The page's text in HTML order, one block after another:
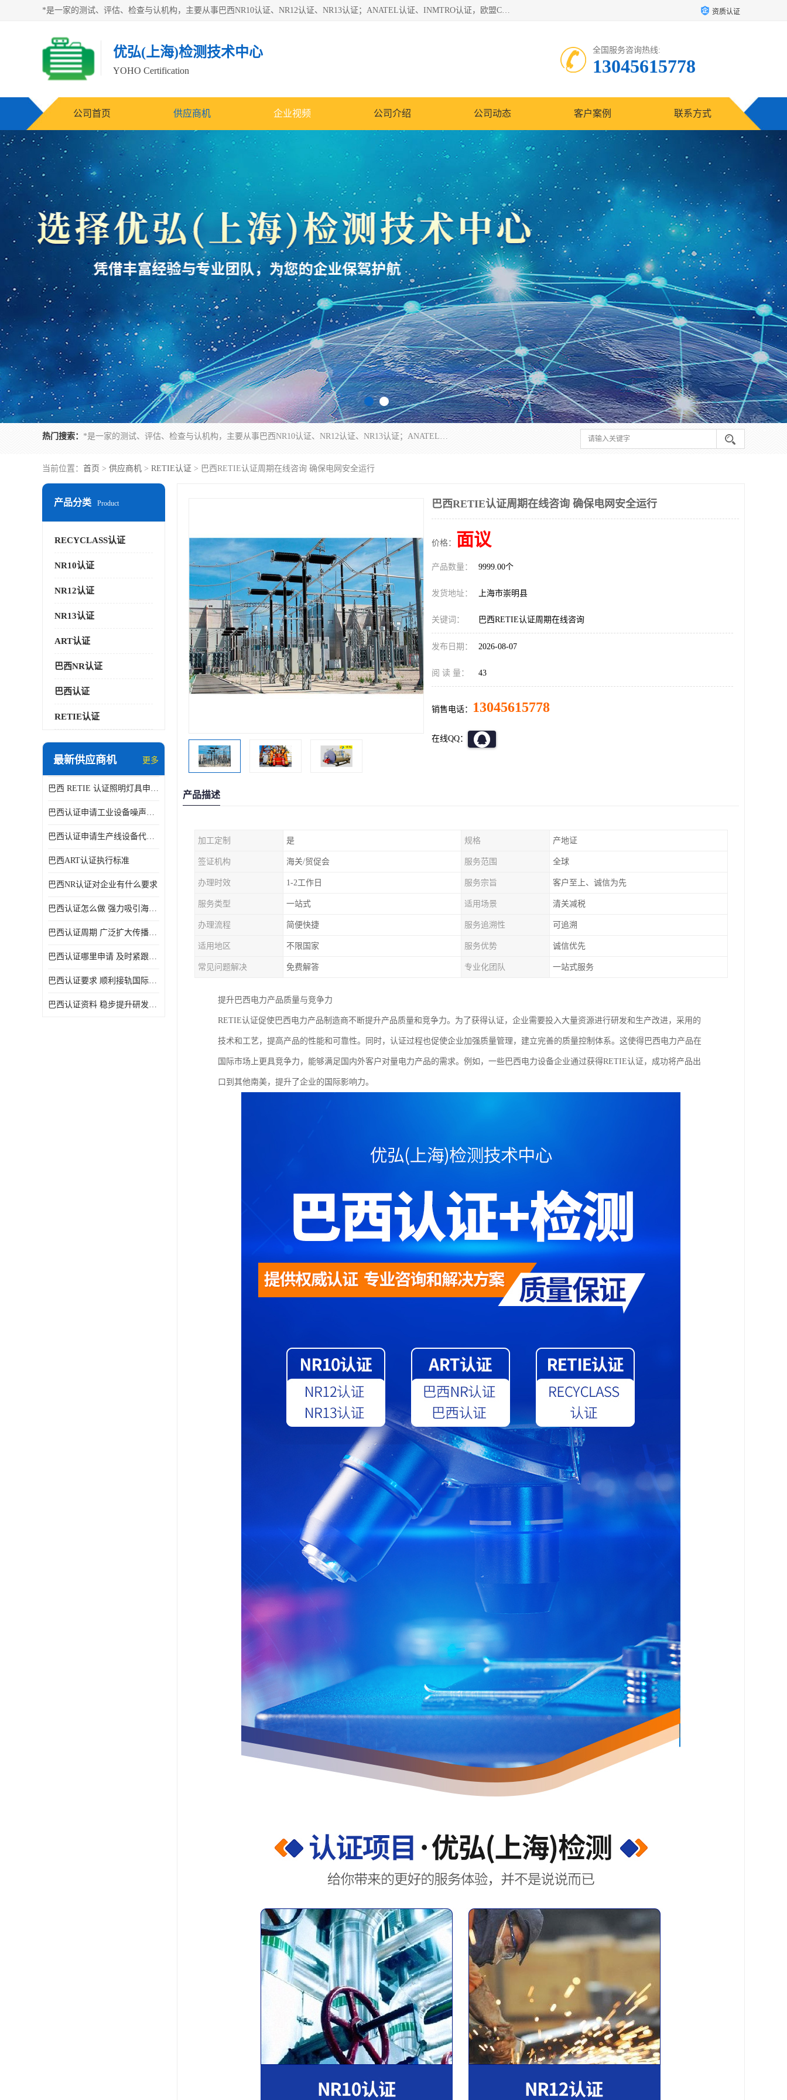
*是一家的测试、评估、检查与认机构，主要从事巴西NR10认证、NR12认证、NR13认证；ANATEL认证、INMTRO认证，欧盟CE认证：MD认证，PED认证，MID认证，ATEX认证，德国蓝色天使认证。 资质认证
优弘(上海)检测技术中心
YOHO Certification
全国服务咨询热线:
13045615778
公司首页 供应商机 企业视频 公司介绍 公司动态 客户案例 联系方式
热门搜索： *是一家的测试、评估、检查与认机构，主要从事巴西NR10认证、NR12认证、NR13认证；ANATEL认证、INMTRO认证，欧盟CE认证：MD认证，PED认证，MID认证，ATEX认证，德国蓝色天使认证。
当前位置： 首页 > 供应商机 > RETIE认证 > 巴西RETIE认证周期在线咨询 确保电网安全运行
产品分类 Product
RECYCLASS认证
NR10认证
NR12认证
NR13认证
ART认证
巴西NR认证
巴西认证
RETIE认证
最新供应商机 更多
巴西 RETIE 认证照明灯具申请 RETIE 认证
巴西认证申请工业设备噪声控制认证规范
巴西认证申请生产线设备代理机构选择
巴西ART认证执行标准
巴西NR认证对企业有什么要求
巴西认证怎么做 强力吸引海外投资
巴西认证周期 广泛扩大传播范围
巴西认证哪里申请 及时紧跟法规变化
巴西认证要求 顺利接轨国际规范
巴西认证资料 稳步提升研发能力
巴西RETIE认证周期在线咨询 确保电网安全运行
价格： 面议
产品数量： 9999.00个
发货地址： 上海市崇明县
关键词： 巴西RETIE认证周期在线咨询
发布日期： 2026-08-07
阅 读 量： 43
销售电话： 13045615778
在线QQ：
产品描述
加工定制 是 规格 产地证
签证机构 海关/贸促会 服务范围 全球
办理时效 1-2工作日 服务宗旨 客户至上、诚信为先
服务类型 一站式 适用场景 清关减税
办理流程 简便快捷 服务追溯性 可追溯
适用地区 不限国家 服务优势 诚信优先
常见问题解决 免费解答 专业化团队 一站式服务
提升巴西电力产品质量与竞争力
RETIE认证促使巴西电力产品制造商不断提升产品质量和竞争力。为了获得认证，企业需要投入大量资源进行研发和生产改进，采用的
技术和工艺，提高产品的性能和可靠性。同时，认证过程也促使企业加强质量管理，建立完善的质量控制体系。这使得巴西电力产品在
国际市场上更具竞争力，能够满足国内外客户对量电力产品的需求。例如，一些巴西电力设备企业通过获得RETIE认证，成功将产品出
口到其他南美，提升了企业的国际影响力。